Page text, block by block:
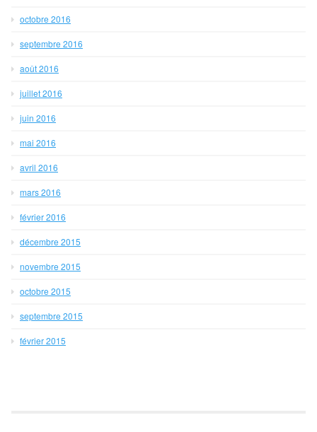
octobre 2016
septembre 2016
août 2016
juillet 2016
juin 2016
mai 2016
avril 2016
mars 2016
février 2016
décembre 2015
novembre 2015
octobre 2015
septembre 2015
février 2015